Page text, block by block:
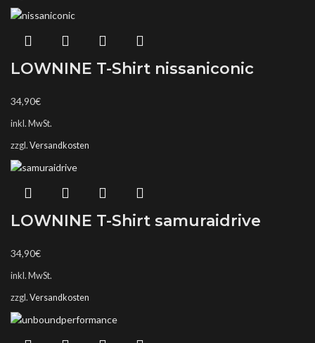
LOWNINE T-Shirt nissaniconic
34,90€
inkl. MwSt.
zzgl. Versandkosten
LOWNINE T-Shirt samuraidrive
34,90€
inkl. MwSt.
zzgl. Versandkosten